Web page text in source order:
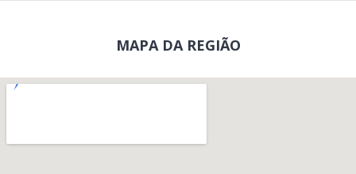
MAPA DA REGIÃO